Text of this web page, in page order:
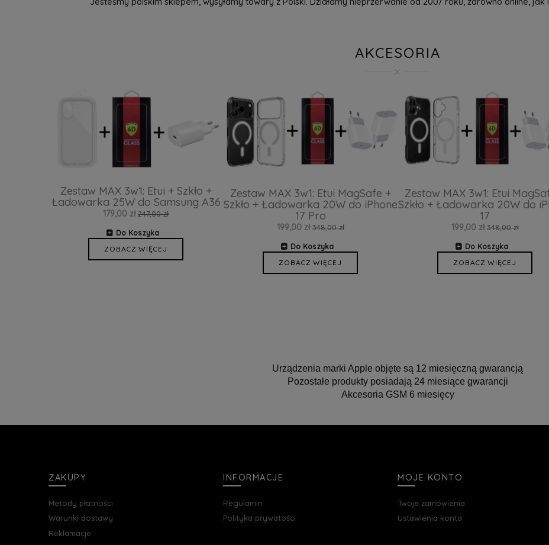
AKCESORIA
Zestaw MAX 3w1: Etui + Szkło +
Ładowarka 25W do Samsung A36
179,00 zł 247,00 zł
Do Koszyka
ZOBACZ WIĘCEJ
Zestaw MAX 3w1: Etui MagSafe +
Szkło + Ładowarka 20W do iPhone
17 Pro
199,00 zł 348,00 zł
Do Koszyka
ZOBACZ WIĘCEJ
Zestaw MAX 3w1: Etui
Szkło + Ładowarka 20W do
17
199,00 zł 348,00 zł
Do Koszyka
ZOBACZ WIĘCEJ
Urządzenia marki Apple objęte są 12 miesięczną gwarancją
Pozostałe produkty posiadają 24 miesiące gwarancji
Akcesoria GSM 6 miesięcy
ZAKUPY
Metody płatności
Warunki dostawy
Reklamacje
INFORMACJE
Regulamin
Polityka prywatości
MOJE KONTO
Twoje zamówienia
Ustawienia konta